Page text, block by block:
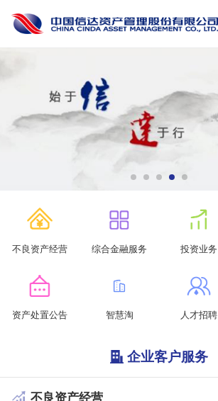
不良资产经营 综合金融服务 投资业务
资产处置公告 智慧淘 人才招聘
企业客户服务
不良资产经营